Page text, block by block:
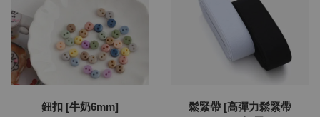
鈕扣 [牛奶6mm]
鬆緊帶 [高彈力鬆緊帶